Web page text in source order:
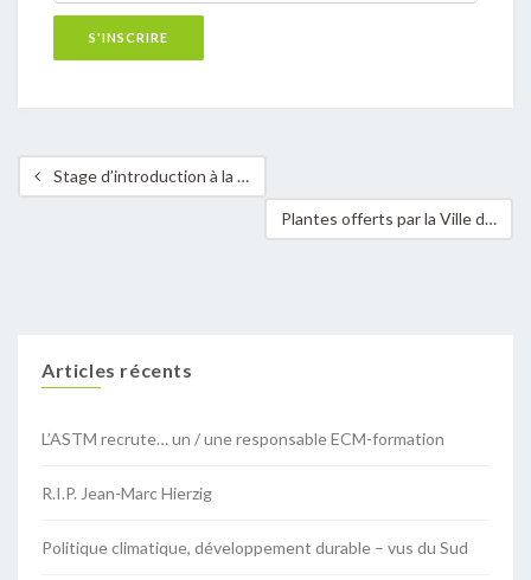
Stage d’introduction à la Permaculture
Plantes offerts par la Ville de Differdange – Embellissons notre ville !
Articles récents
L’ASTM recrute… un / une responsable ECM-formation
R.I.P. Jean-Marc Hierzig
Politique climatique, développement durable – vus du Sud